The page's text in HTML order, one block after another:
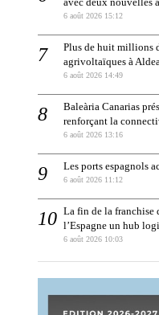
avec deux nouvelles
6 août 2026 15:12
Plus de huit millions
agrivoltaïques à
6 août 2026 14:49
Baleària Canarias
renforçant la
6 août 2026 13:16
Les ports espagnols
6 août 2026 11:12
La fin de la franchise
l’Espagne un hub
6 août 2026 10:03